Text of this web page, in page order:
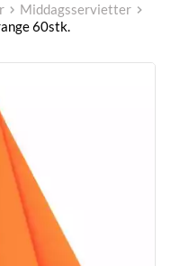
Middagsservietter
60stk.